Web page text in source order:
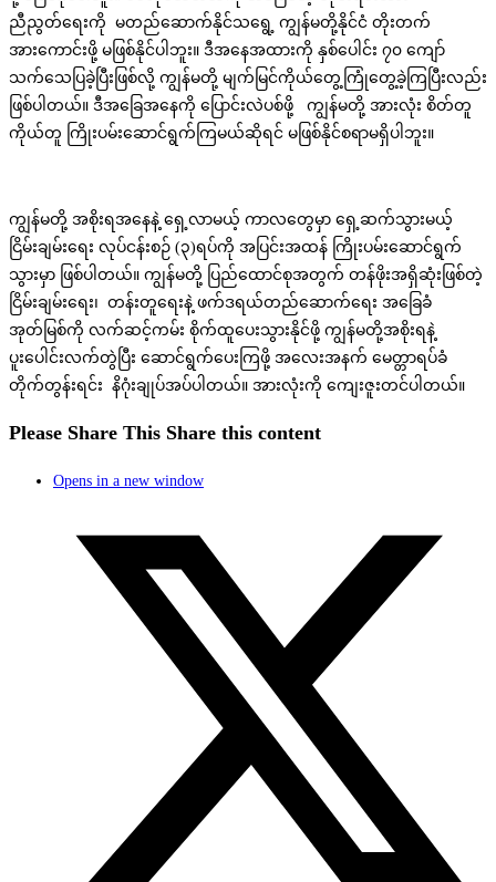
ညီညွတ်ရေးကို မတည်ဆောက်နိုင်သရွေ့ ကျွန်မတို့နိုင်ငံ တိုးတက်
အားကောင်းဖို့ မဖြစ်နိုင်ပါဘူး။ ဒီအနေအထားကို နှစ်ပေါင်း ၇၀ ကျော်
သက်သေပြခဲ့ပြီးဖြစ်လို့ ကျွန်မတို့ မျက်မြင်ကိုယ်တွေ့ကြုံတွေ့ခဲ့ကြပြီးလည်း
ဖြစ်ပါတယ်။ ဒီအခြေအနေကို ပြောင်းလဲပစ်ဖို့ ကျွန်မတို့ အားလုံး စိတ်တူ
ကိုယ်တူ ကြိုးပမ်းဆောင်ရွက်ကြမယ်ဆိုရင် မဖြစ်နိုင်စရာမရှိပါဘူး။
ကျွန်မတို့ အစိုးရအနေနဲ့ ရှေ့လာမယ့် ကာလတွေမှာ ရှေ့ဆက်သွားမယ့်
ငြိမ်းချမ်းရေး လုပ်ငန်းစဉ် (၃)ရပ်ကို အပြင်းအထန် ကြိုးပမ်းဆောင်ရွက်
သွားမှာ ဖြစ်ပါတယ်။ ကျွန်မတို့ ပြည်ထောင်စုအတွက် တန်ဖိုးအရှိဆုံးဖြစ်တဲ့
ငြိမ်းချမ်းရေး၊ တန်းတူရေးနဲ့ ဖက်ဒရယ်တည်ဆောက်ရေး အခြေခံ
အုတ်မြစ်ကို လက်ဆင့်ကမ်း စိုက်ထူပေးသွားနိုင်ဖို့ ကျွန်မတို့အစိုးရနဲ့
ပူးပေါင်းလက်တွဲပြီး ဆောင်ရွက်ပေးကြဖို့ အလေးအနက် မေတ္တာရပ်ခံ
တိုက်တွန်းရင်း နိဂုံးချုပ်အပ်ပါတယ်။ အားလုံးကို ကျေးဇူးတင်ပါတယ်။
Please Share This Share this content
Opens in a new window